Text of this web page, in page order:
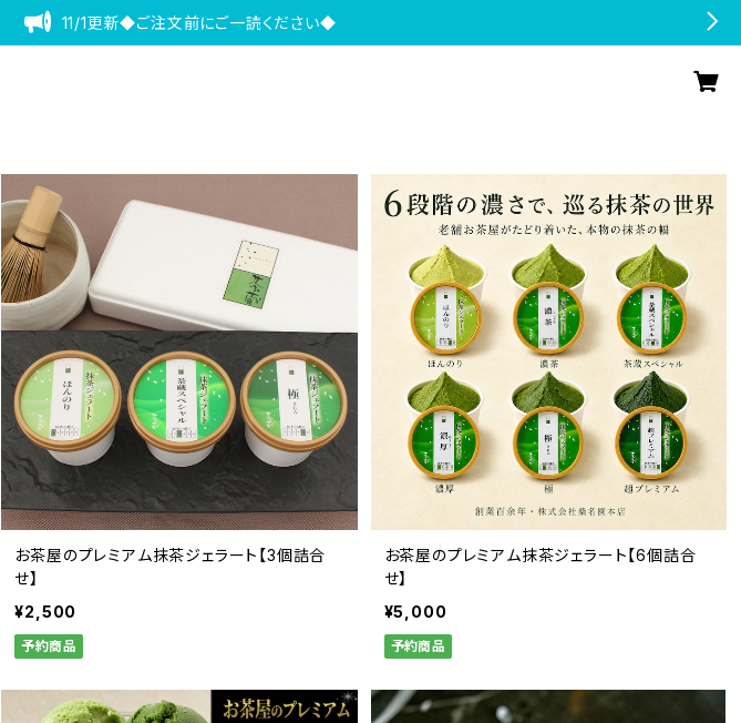
11/1更新◆ご注文前にご一読ください◆
お茶屋のプレミアム抹茶ジェラート【3個詰合
せ】
¥2,500
予約商品
お茶屋のプレミアム抹茶ジェラート【6個詰合
せ】
¥5,000
予約商品